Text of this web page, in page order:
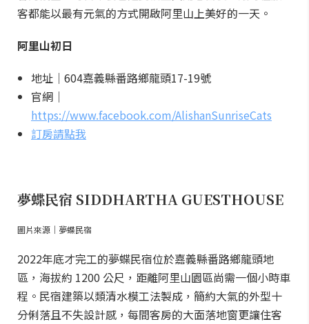
客都能以最有元氣的方式開啟阿里山上美好的一天。
阿里山初日
地址｜604嘉義縣番路鄉龍頭17-19號
官網｜
https://www.facebook.com/AlishanSunriseCats
訂房請點我
夢蝶民宿 SIDDHARTHA GUESTHOUSE
圖片來源｜夢蝶民宿
2022年底才完工的夢蝶民宿位於嘉義縣番路鄉龍頭地
區，海拔約 1200 公尺，距離阿里山園區尚需一個小時車
程。民宿建築以類清水模工法製成，簡約大氣的外型十
分俐落且不失設計感，每間客房的大面落地窗更讓住客